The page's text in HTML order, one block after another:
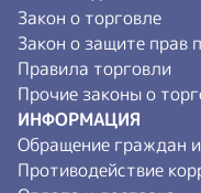
Закон о торговле
Закон о защите прав
Правила торговли
Прочие законы о
ИНФОРМАЦИЯ
Обращение граждан
Противодействие